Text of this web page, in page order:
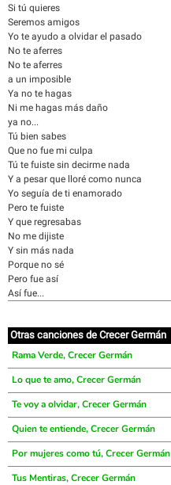
Si tú quieres
Seremos amigos
Yo te ayudo a olvidar el pasado
No te aferres
No te aferres
a un imposible
Ya no te hagas
Ni me hagas más daño
ya no...
Tú bien sabes
Que no fue mi culpa
Tú te fuiste sin decirme nada
Y a pesar que lloré como nunca
Yo seguía de ti enamorado
Pero te fuiste
Y que regresabas
No me dijiste
Y sin más nada
Porque no sé
Pero fue así
Así fue...
Otras canciones de Crecer Germán
Rama Verde, Crecer Germán
Lo que te amo, Crecer Germán
Te voy a olvidar, Crecer Germán
Quien te entiende, Crecer Germán
Por mujeres como tú, Crecer Germán
Tus Mentiras, Crecer Germán